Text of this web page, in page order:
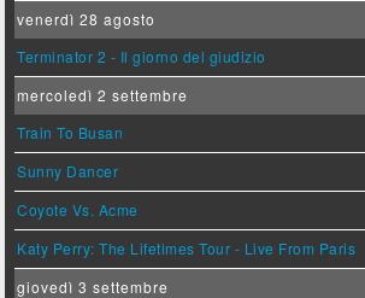
venerdì 28 agosto
Terminator 2 - Il giorno del giudizio
mercoledì 2 settembre
Train To Busan
Sunny Dancer
Coyote Vs. Acme
Katy Perry: The Lifetimes Tour - Live From Paris
giovedì 3 settembre